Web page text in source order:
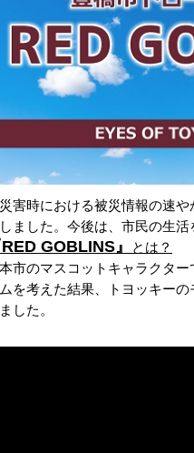
害時における被災情報の速や
ました。今後は、市民の生
RED GOBLINS』
とは？
市のマスコットキャラクター
を考えた結果、トヨッキー
した。